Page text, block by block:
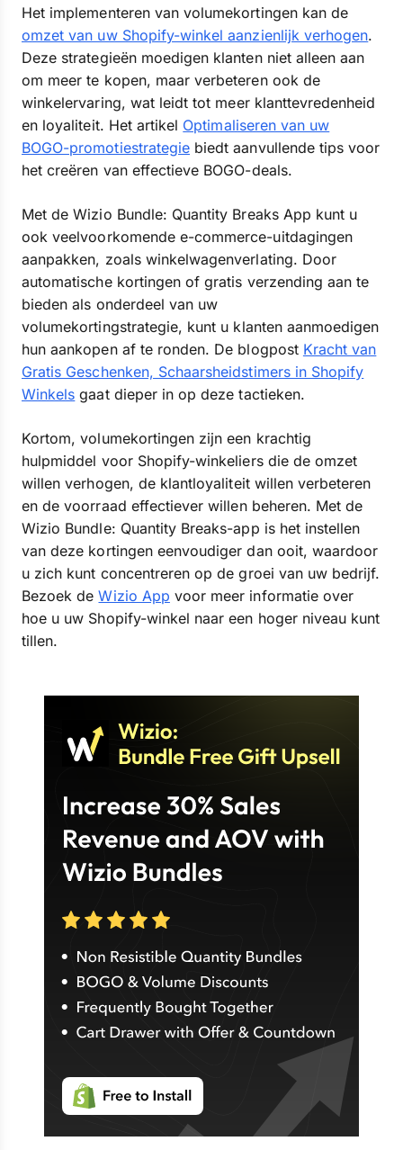
Het implementeren van volumekortingen kan de
omzet van uw Shopify-winkel aanzienlijk verhogen.
Deze strategieën moedigen klanten niet alleen aan
om meer te kopen, maar verbeteren ook de
winkelervaring, wat leidt tot meer klanttevredenheid
en loyaliteit. Het artikel Optimaliseren van uw
BOGO-promotiestrategie biedt aanvullende tips voor
het creëren van effectieve BOGO-deals.
Met de Wizio Bundle: Quantity Breaks App kunt u
ook veelvoorkomende e-commerce-uitdagingen
aanpakken, zoals winkelwagenverlating. Door
automatische kortingen of gratis verzending aan te
bieden als onderdeel van uw
volumekortingstrategie, kunt u klanten aanmoedigen
hun aankopen af te ronden. De blogpost Kracht van
Gratis Geschenken, Schaarsheidstimers in Shopify
Winkels gaat dieper in op deze tactieken.
Kortom, volumekortingen zijn een krachtig
hulpmiddel voor Shopify-winkeliers die de omzet
willen verhogen, de klantloyaliteit willen verbeteren
en de voorraad effectiever willen beheren. Met de
Wizio Bundle: Quantity Breaks-app is het instellen
van deze kortingen eenvoudiger dan ooit, waardoor
u zich kunt concentreren op de groei van uw bedrijf.
Bezoek deWizio App voor meer informatie over
hoe u uw Shopify-winkel naar een hoger niveau kunt
tillen.